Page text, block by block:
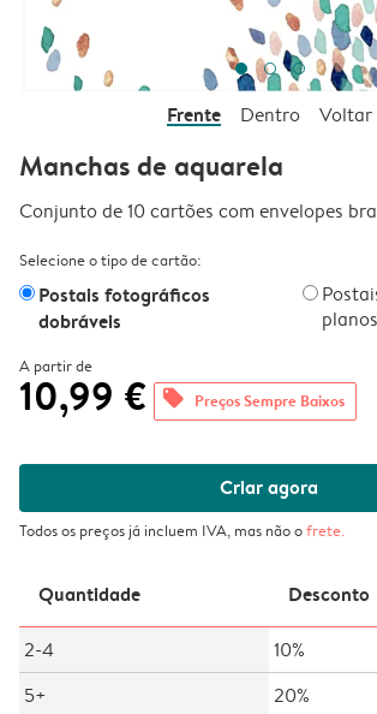
Frente Dentro Voltar
Manchas de aquarela
Conjunto de 10 cartões com envelopes
Selecione o tipo de cartão:
Postais fotográficos
dobráveis
planos
A partir de
10,99 € offers Preços Sempre Baixos
Criar agora
Todos os preços já incluem IVA, mas não ofrete.
Quantidade Desconto
2-4
10%
5+
20%